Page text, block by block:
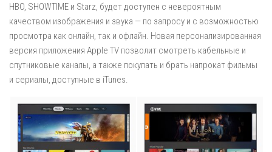
HBO, SHOWTIME и Starz, будет доступен с невероятным
качеством изображения и звука — по запросу и с возможностью
просмотра как онлайн, так и офлайн. Новая персонализированная
версия приложения Apple TV позволит смотреть кабельные и
спутниковые каналы, а также покупать и брать напрокат фильмы
и сериалы, доступные в iTunes.